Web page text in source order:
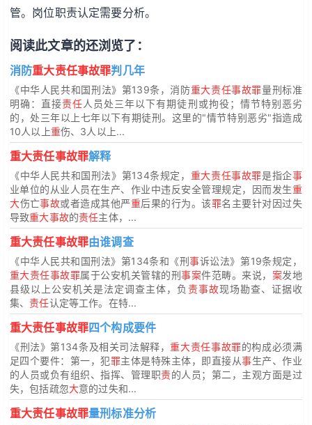
管。岗位职责认定需要分析。
阅读此文章的还浏览了：
消防重大责任事故罪判几年
《中华人民共和国刑法》第139条，消防重大责任事故罪量刑标准
明确：直接责任人员处三年以下有期徒刑或拘役；情节特别恶劣
的，处三年以上七年以下有期徒刑。这里的"情节特别恶劣"指造成
10人以上重伤、3人以上...
重大责任事故罪解释
《中华人民共和国刑法》第134条规定， 重大责任事故罪是指企事
业单位的从业人员在生产、作业中违反安全管理规定，因而发生重
大伤亡事故或者造成其他严重后果的行为。该罪名主要针对因过失
导致重大事故的责任主体，...
重大责任事故罪由谁调查
《中华人民共和国刑法》第134条和《刑事诉讼法》第19条规定，
重大责任事故罪属于公安机关管辖的刑事案件范畴。来说， 案发地
县级以上公安机关是法定调查主体，负 责事故现场勘查、证据收
集、责任认定等工作。在特...
重大责任事故罪四个构成要件
《刑法》第134条及相关司法解释，重大责任事故罪的构成必须满
足四个要件：第一，犯罪主体是特殊主体，即直接从事生产、作业
的人员或负有组织、指挥、管理职责的人员；第二，主观方面是过
失，包括疏忽大意的过失和...
重大责任事故罪量刑标准分析